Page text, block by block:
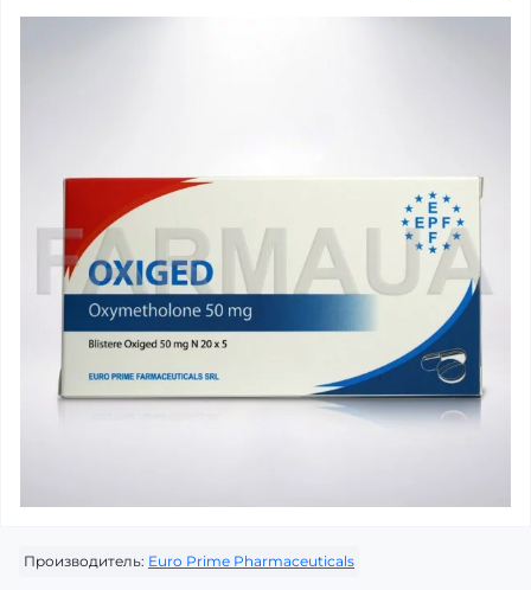
Производитель: Euro Prime Pharmaceuticals